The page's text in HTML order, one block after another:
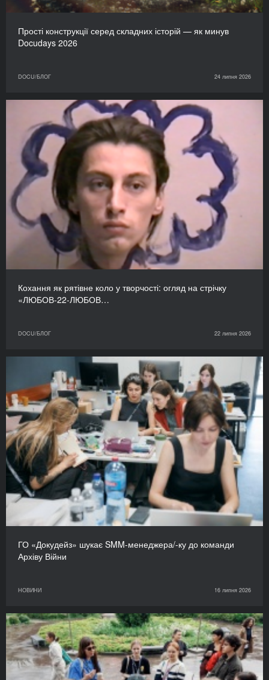
Прості конструкції серед складних історій — як минув
Docudays 2026
DOCU/БЛОГ 24 липня 2026
Кохання як рятівне коло у творчості: огляд на стрічку
«ЛЮБОВ-22-ЛЮБОВ…
DOCU/БЛОГ 22 липня 2026
ГО «Докудейз» шукає SMM-менеджера/-ку до команди
Архіву Війни
НОВИНИ 16 липня 2026